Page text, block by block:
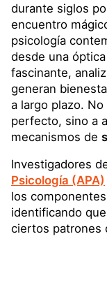
durante siglos
encuentro
psicología
desde una
fascinante,
generan
a largo plazo.
perfecto, sino a
mecanismos de
Investigadores
Psicología (APA)
los
identificando
ciertos patrones